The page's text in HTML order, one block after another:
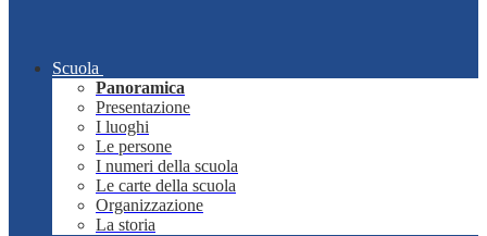
Scuola
Panoramica
Presentazione
I luoghi
Le persone
I numeri della scuola
Le carte della scuola
Organizzazione
La storia